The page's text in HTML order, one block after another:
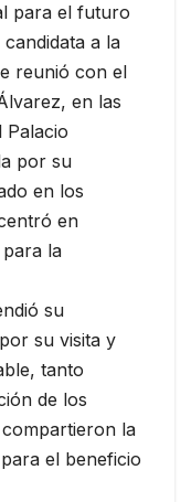
para el futuro
a la
reunió con el
en las
Palacio
por su
en los
en
la
su
su visita y
tanto
de los
la
el beneficio